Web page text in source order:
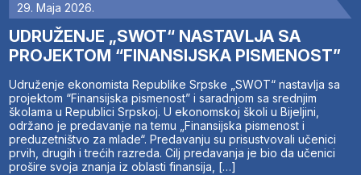
29. Maja 2026.
UDRUŽENJE „SWOT“ NASTAVLJA SA
PROJEKTOM “FINANSIJSKA PISMENOST”
Udruženje ekonomista Republike Srpske „SWOT“ nastavlja sa
projektom “Finansijska pismenost” i saradnjom sa srednjim
školama u Republici Srpskoj. U ekonomskoj školi u Bijeljini,
održano je predavanje na temu „Finansijska pismenost i
preduzetništvo za mlade“. Predavanju su prisustvovali učenici
prvih, drugih i trećih razreda. Cilj predavanja je bio da učenici
prošire svoja znanja iz oblasti finansija, […]